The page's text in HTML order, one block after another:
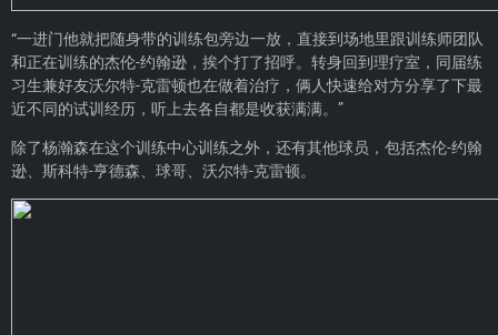
“一进门他就把随身带的训练包旁边一放，直接到场地里跟训练师团队
和正在训练的杰伦-约翰逊，挨个打了招呼。转身回到理疗室，同届练
习生兼好友沃尔特-克雷顿也在做着治疗，俩人快速给对方分享了下最
近不同的试训经历，听上去各自都是收获满满。”
除了杨瀚森在这个训练中心训练之外，还有其他球员，包括杰伦-约翰
逊、斯科特-亨德森、球哥、沃尔特-克雷顿。